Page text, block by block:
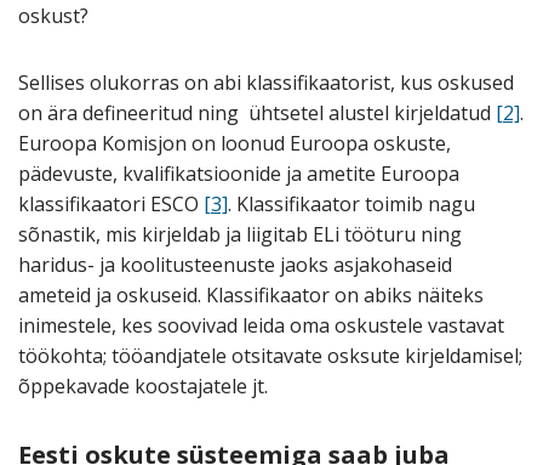
oskust?
Sellises olukorras on abi klassifikaatorist, kus oskused
on ära defineeritud ning ühtsetel alustel kirjeldatud [2].
Euroopa Komisjon on loonud Euroopa oskuste,
pädevuste, kvalifikatsioonide ja ametite Euroopa
klassifikaatori ESCO [3]. Klassifikaator toimib nagu
sõnastik, mis kirjeldab ja liigitab ELi tööturu ning
haridus- ja koolitusteenuste jaoks asjakohaseid
ameteid ja oskuseid. Klassifikaator on abiks näiteks
inimestele, kes soovivad leida oma oskustele vastavat
töökohta; tööandjatele otsitavate osksute kirjeldamisel;
õppekavade koostajatele jt.
Eesti oskute süsteemiga saab juba